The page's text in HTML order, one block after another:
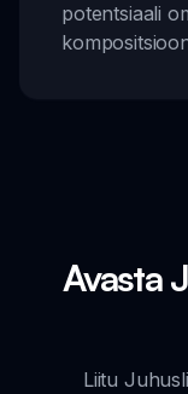
potentsiaali
Avasta
Liitu